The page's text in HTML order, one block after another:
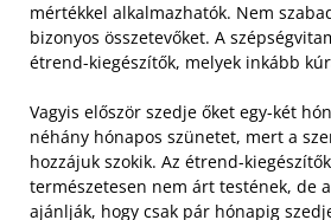
mértékkel alkalmazhatók. Nem
bizonyos összetevőket. A
étrend-kiegészítők, melyek inkább
Vagyis először szedje őket egy-két
néhány hónapos szünetet, mert a
hozzájuk szokik. Az étrend-
természetesen nem árt testének, de
ajánlják, hogy csak pár hónapig